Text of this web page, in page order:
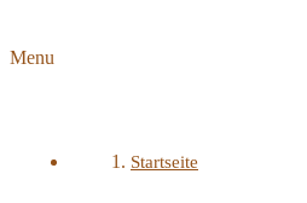
Menu
Startseite